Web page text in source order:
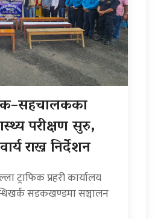
परीक्षण सुरु,
राख्न निर्देशन
ट्राफिक प्रहरी कार्यालय
सडकखण्डमा सञ्चालन